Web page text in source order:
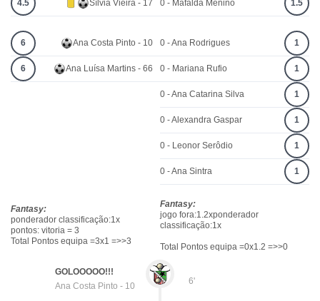
4.5 Sílvia Vieira - 17 0 - Mafalda Menino 1.5
6 Ana Costa Pinto - 10
6 Ana Luísa Martins - 66
0 - Ana Rodrigues 1
0 - Mariana Rufio 1
0 - Ana Catarina Silva 1
0 - Alexandra Gaspar 1
0 - Leonor Serôdio 1
0 - Ana Sintra 1
Fantasy:
ponderador classificação:1x
pontos: vitoria = 3
Total Pontos equipa =3x1 =>>3
Fantasy:
jogo fora:1.2xponderador
classificação:1x
Total Pontos equipa =0x1.2 =>>0
6'
GOLOOOOO!!!
Ana Costa Pinto - 10